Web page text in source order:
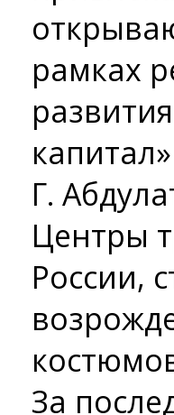
рамках
Г.
Центры
России,
За